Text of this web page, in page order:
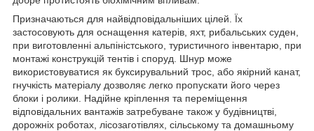
Призначаються для найвідповідальніших цілей. Їх
застосовують для оснащення катерів, яхт, рибальських суден,
при виготовленні альпіністського, туристичного інвентарю, при
монтажі конструкцій тентів і споруд. Шнур може
використовуватися як буксирувальний трос, або якірний канат,
гнучкість матеріалу дозволяє легко пропускати його через
блоки і ролики. Надійне кріплення та переміщення
відповідальних вантажів затребуване також у будівництві,
дорожніх роботах, лісозаготівлях, сільському та домашньому